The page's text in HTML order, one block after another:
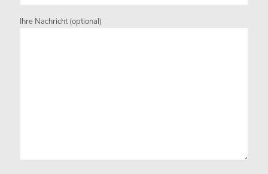
Ihre Nachricht (optional)